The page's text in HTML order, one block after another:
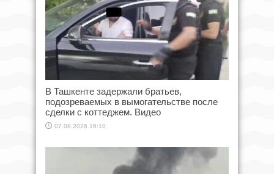
В Ташкенте задержали братьев,
подозреваемых в вымогательстве после
сделки с коттеджем. Видео
07.08.2026 16:10